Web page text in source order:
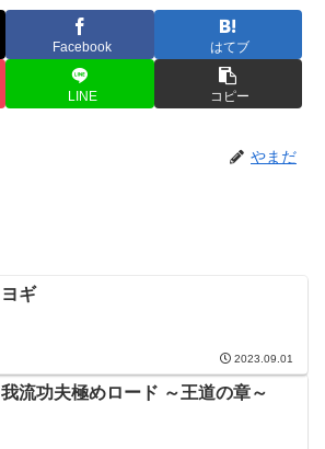
Facebook はてブ
LINE コピー
やまだ
ヨギ
2023.09.01
我流功夫極めロード ～王道の章～